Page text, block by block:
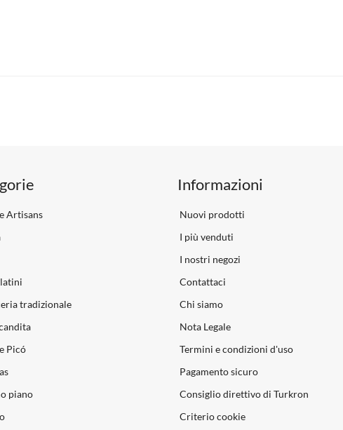
Artisans
tradizionale
Picó
piano
Informazioni
Nuovi prodotti
I più venduti
I nostri negozi
Contattaci
Chi siamo
Nota Legale
Termini e condizioni d'uso
Pagamento sicuro
Consiglio direttivo di Turkron
Criterio cookie